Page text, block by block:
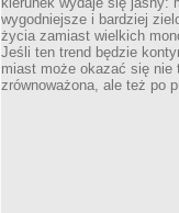
wygodniejsze i bardziej
życia zamiast wielkich
Jeśli ten trend będzie
miast może okazać się nie
zrównoważona, ale też po